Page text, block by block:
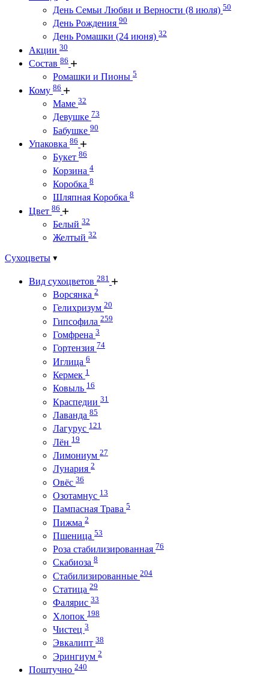
День Семьи Любви и Верности (8 июля) 50
День Рождения 90
День Ромашки (24 июня) 32
Акции 30
Состав 86
Ромашки и Пионы 5
Кому 86
Маме 32
Девушке 73
Бабушке 90
Упаковка 86
Букет 86
Корзина 4
Коробка 8
Шляпная Коробка 8
Цвет 86
Белый 32
Желтый 32
Сухоцветы
Вид сухоцветов 281
Ворсянка 2
Гелихризум 20
Гипсофила 259
Гомфрена 3
Гортензия 74
Иглица 6
Кермек 1
Ковыль 16
Краспедии 31
Лаванда 85
Лагурус 121
Лён 19
Лимониум 27
Лунария 2
Овёс 36
Озотамнус 13
Пампасная Трава 5
Пижма 2
Пшеница 53
Роза стабилизированная 76
Скабиоза 8
Стабилизированные 204
Статица 29
Фалярис 33
Хлопок 198
Чистец 3
Эвкалипт 38
Эрингиум 2
Поштучно 240